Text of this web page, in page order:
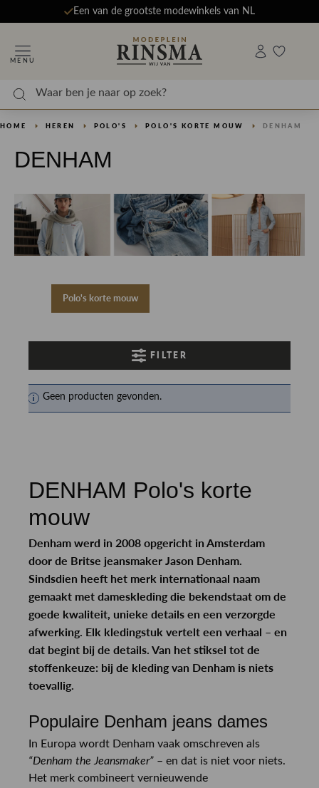
Een van de grootste modewinkels van NL
MENU
HOME HEREN POLO'S POLO'S KORTE MOUW DENHAM
DENHAM
Polo's korte mouw
FILTER
Geen producten gevonden.
DENHAM Polo's korte
mouw
Denham werd in 2008 opgericht in Amsterdam
door de Britse jeansmaker Jason Denham.
Sindsdien heeft het merk internationaal naam
gemaakt met dameskleding die bekendstaat om de
goede kwaliteit, unieke details en een verzorgde
afwerking. Elk kledingstuk vertelt een verhaal – en
dat begint bij de details. Van het stiksel tot de
stoffenkeuze: bij de kleding van Denham is niets
toevallig.
Populaire Denham jeans dames
In Europa wordt Denham vaak omschreven als
“Denham the Jeansmaker” – en dat is niet voor niets.
Het merk combineert vernieuwende